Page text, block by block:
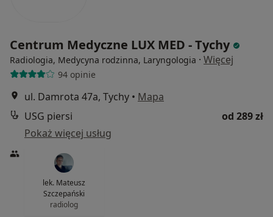
Centrum Medyczne LUX MED - Tychy
Radiologia, Medycyna rodzinna, Laryngologia · Więcej
94 opinie
ul. Damrota 47a, Tychy • Mapa
USG piersi
od 289 zł
Pokaż więcej usług
lek. Mateusz
Szczepański
radiolog